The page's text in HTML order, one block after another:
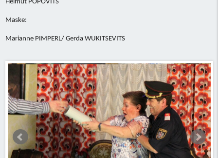
Helmut POPOVITS
Maske:
Marianne PIMPERL/ Gerda WUKITSEVITS